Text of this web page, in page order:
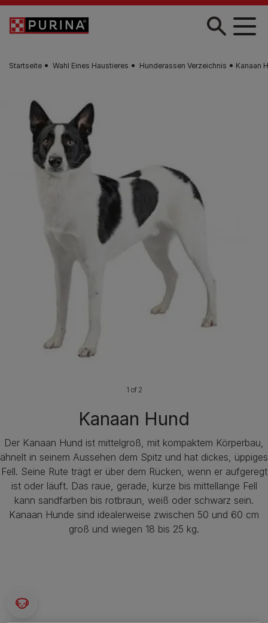
Zum Hauptinhalt springen
Startseite Wahl Eines Haustieres Hunderassen Verzeichnis Kanaan
Kanaan Hund
Der Kanaan Hund ist mittelgroß, mit kompaktem Körperbau,
ähnelt in seinem Aussehen dem Spitz und hat dickes, üppiges
Fell. Seine Rute trägt er über dem Rücken, wenn er aufgeregt
ist oder läuft. Das raue, gerade, kurze bis mittellange Fell
kann sandfarben bis rotbraun, weiß oder schwarz sein.
Kanaan Hunde sind idealerweise zwischen 50 und 60 cm
groß und wiegen 18 bis 25 kg.
1 of 2